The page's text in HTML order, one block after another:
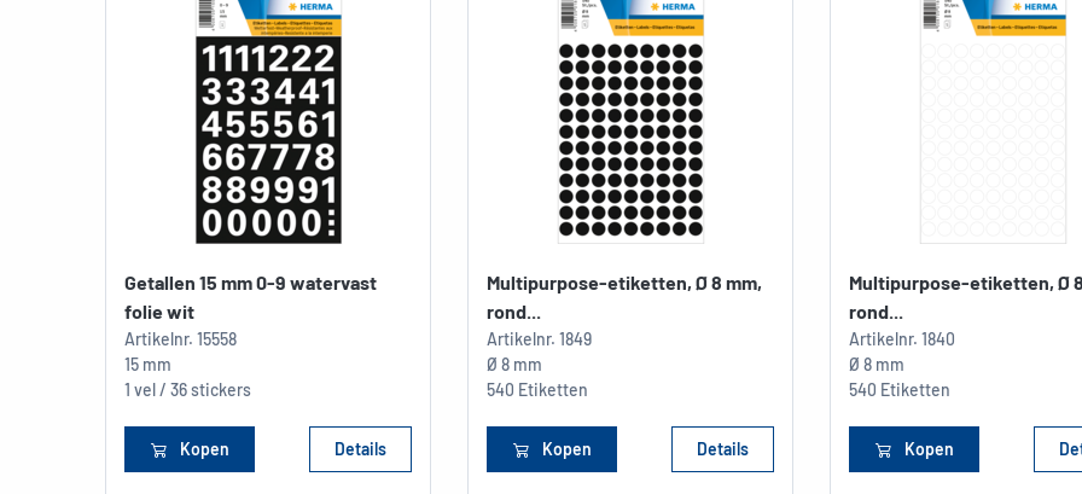
Getallen 15 mm 0-9 watervast
folie wit
Artikelnr. 15558
15 mm
1 vel / 36 stickers
Kopen Details
Multipurpose-etiketten, Ø 8 mm,
rond...
Artikelnr. 1849
Ø 8 mm
540 Etiketten
Kopen Details
Multipurpose-etiketten, Ø
rond...
Artikelnr. 1840
Ø 8 mm
540 Etiketten
Kopen